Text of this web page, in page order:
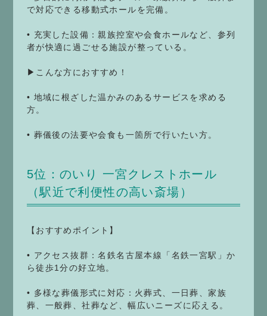
で対応できる移動式ホールを完備。
• 充実した設備：親族控室や会食ホールなど、参列
者が快適に過ごせる施設が整っている。
▶こんな方におすすめ！
• 地域に根ざした温かみのあるサービスを求める
方。
• 葬儀後の法要や会食も一箇所で行いたい方。
5位：のいり 一宮クレストホール
（駅近で利便性の高い斎場）
【おすすめポイント】
• アクセス抜群：名鉄名古屋本線「名鉄一宮駅」か
ら徒歩1分の好立地。
• 多様な葬儀形式に対応：火葬式、一日葬、家族
葬、一般葬、社葬など、幅広いニーズに応える。